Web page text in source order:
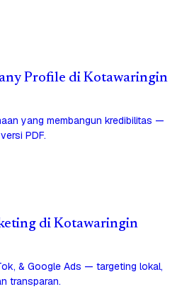
Profile di Kotawaringin
yang membangun kredibilitas —
PDF.
di Kotawaringin
& Google Ads — targeting lokal,
transparan.